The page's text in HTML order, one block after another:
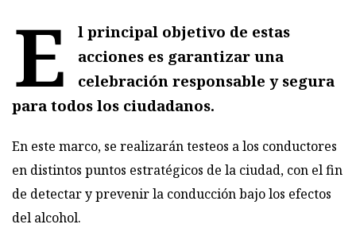
E
l principal objetivo de estas
acciones es garantizar una
celebración responsable y segura
para todos los ciudadanos.
En este marco, se realizarán testeos a los conductores
en distintos puntos estratégicos de la ciudad, con el fin
de detectar y prevenir la conducción bajo los efectos
del alcohol.